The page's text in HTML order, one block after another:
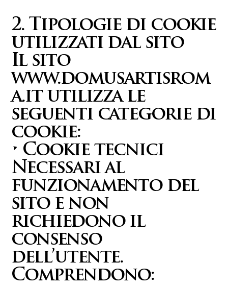
2. Tipologie di cookie
utilizzati dal sito
Il sito
www.domusartisrom
a.itutilizza le
seguenti categorie di
cookie:
• Cookie tecnici
Necessari al
funzionamento del
sito e non
richiedono il
consenso
dell’utente.
Comprendono: